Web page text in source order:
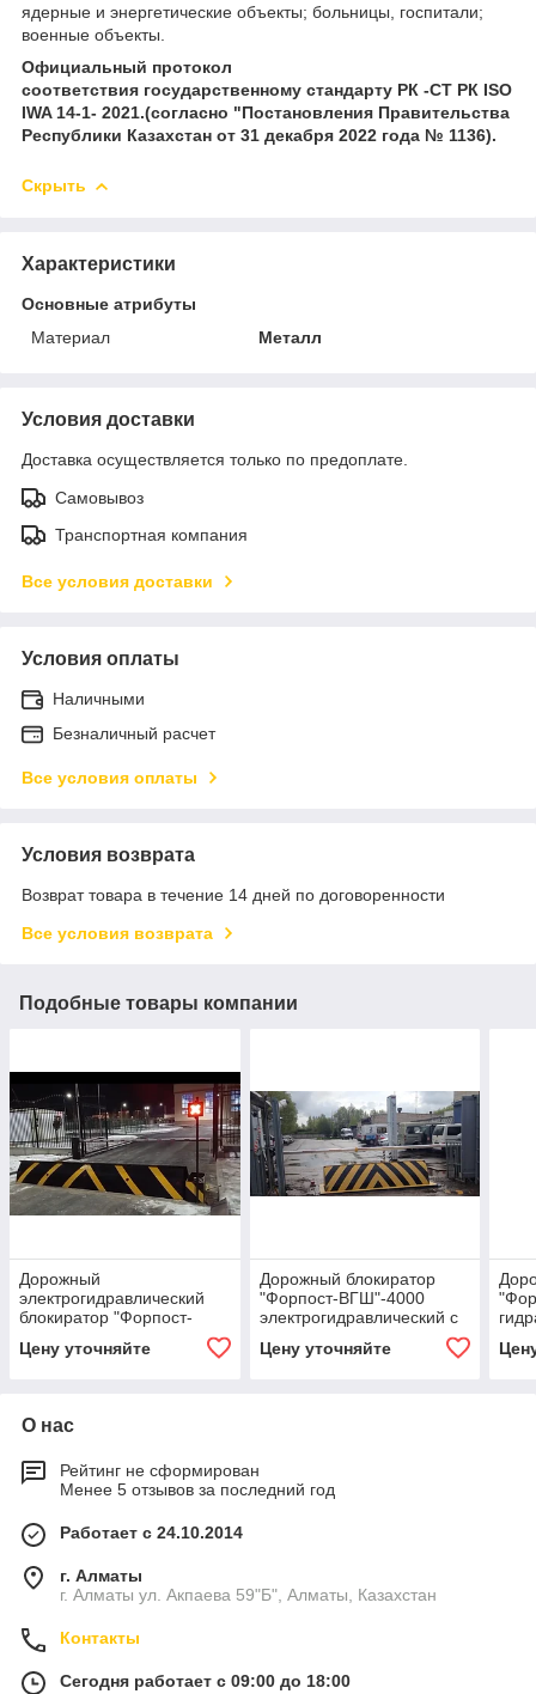
ядерные и энергетические объекты; больницы, госпитали;
военные объекты.
Официальный протокол
соответствия государственному стандарту РК -СТ РК ISO
IWA 14-1- 2021.(согласно "Постановления Правительства
Республики Казахстан от 31 декабря 2022 года № 1136).
Скрыть
Характеристики
Основные атрибуты
Материал
Металл
Условия доставки
Доставка осуществляется только по предоплате.
Самовывоз
Транспортная компания
Все условия доставки
Условия оплаты
Наличными
Безналичный расчет
Все условия оплаты
Условия возврата
Возврат товара в течение 14 дней по договоренности
Все условия возврата
Подобные товары компании
Дорожный
электрогидравлический
блокиратор "Форпост-
шторкой. высота подьема
Цену уточняйте
Дорожный блокиратор
"Форпост-ВГШ"-4000
электрогидравлический с
толщина "боевой"
Цену уточняйте
О нас
Рейтинг не сформирован
Менее 5 отзывов за последний год
Работает с 24.10.2014
г. Алматы
г. Алматы ул. Акпаева 59"Б", Алматы, Казахстан
Контакты
Сегодня работает с 09:00 до 18:00